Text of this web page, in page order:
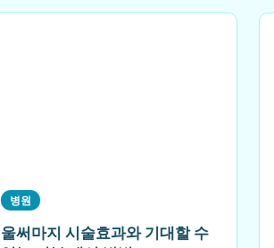
병원
울써마지 시술효과와 기대할 수